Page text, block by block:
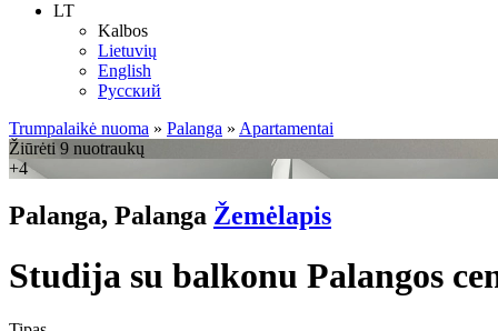
LT
Kalbos
Lietuvių
English
Русский
Trumpalaikė nuoma » Palanga » Apartamentai
Žiūrėti 9 nuotraukų
+4
Palanga, Palanga Žemėlapis
Studija su balkonu Palangos